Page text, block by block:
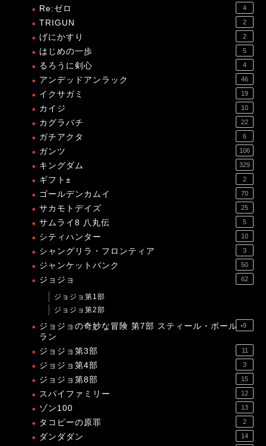
Re:ゼロ 4
TRIGUN 2
げにかすり 2
はじめの一歩 5
るろうに剣心 4
アンデッドアンラック 46
イクサガミ 19
カイジ 10
カグラバチ 22
ガチアクタ 6
ガンツ 106
キングダム 329
ギフト± 2
ゴールデンカムイ 70
サカモトデイズ 25
サムライ8 八丸伝 5
シティハンター 10
シャングリラ・フロンティア 3
ジャンケットバンク 50
ジョジョ 62
ジョジョ第1部
ジョジョ第2部
ジョジョの奇妙な冒険 第7部 スティール・ボール・
ラン
9
ジョジョ第3部 11
ジョジョ第4部 3
ジョジョ第8部 15
スパイファミリー 12
ゾン100 13
タコピーの原罪 2
ダンダダン 14